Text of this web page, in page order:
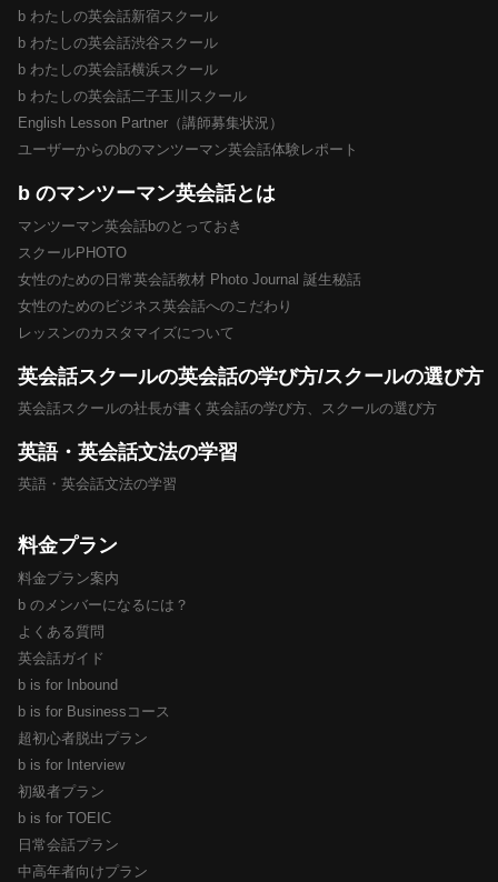
b わたしの英会話新宿スクール
b わたしの英会話渋谷スクール
b わたしの英会話横浜スクール
b わたしの英会話二子玉川スクール
English Lesson Partner（講師募集状況）
ユーザーからのbのマンツーマン英会話体験レポート
b のマンツーマン英会話とは
マンツーマン英会話bのとっておき
スクールPHOTO
女性のための日常英会話教材 Photo Journal 誕生秘話
女性のためのビジネス英会話へのこだわり
レッスンのカスタマイズについて
英会話スクールの英会話の学び方/スクールの選び方
英会話スクールの社長が書く英会話の学び方、スクールの選び方
英語・英会話文法の学習
英語・英会話文法の学習
料金プラン
料金プラン案内
b のメンバーになるには？
よくある質問
英会話ガイド
b is for Inbound
b is for Businessコース
超初心者脱出プラン
b is for Interview
初級者プラン
b is for TOEIC
日常会話プラン
中高年者向けプラン